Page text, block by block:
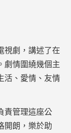
視劇，講述了在
劇情圍繞幾個主
活、愛情、友情
責管理這座公
開朗，樂於助